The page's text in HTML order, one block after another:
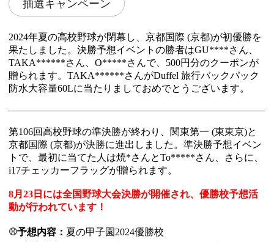
抽選キャンペーン
2024年夏の高校野球が閉幕し、京都国際 (京都)が初優勝を
果たしました。決勝予想イベントの勝者はGU****さん、
TAKA******さん、O*****さんで、500円分のクーポンが
贈られます。TAKA******さんがDuffel 旅行バックパック
防水大容量60Lに当たりましておめでとうございます。
第106回高校野球の準決勝が終わり、関東第一 (東東京)と
京都国際 (京都)が決勝に進出しました。準決勝予想イベン
トで、最初に当てた人は焼*さんとTo*****さん 、さらに、
i17チェッカーフラッグが贈られます。
8月23日には全国野球大会決勝が開催され、優勝校予想活
動が行われています！
⚾予想内容： 夏の甲子園2024優勝校